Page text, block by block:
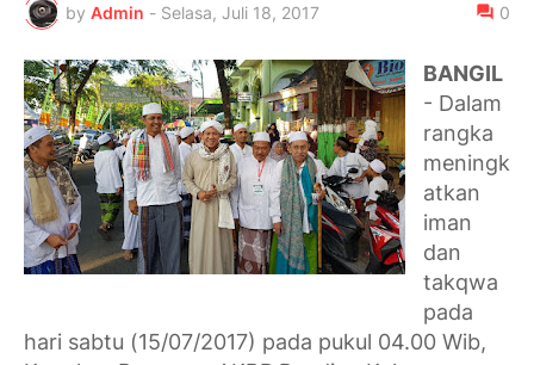
by Admin - Selasa, Juli 18, 2017 0
BANGIL
- Dalam
rangka
meningk
atkan
iman
dan
takqwa
pada
hari sabtu (15/07/2017) pada pukul 04.00 Wib,